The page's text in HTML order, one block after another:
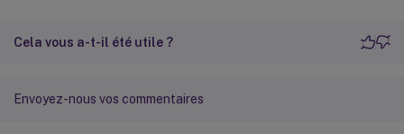
Cela vous a-t-il été utile ?
Envoyez-nous vos commentaires